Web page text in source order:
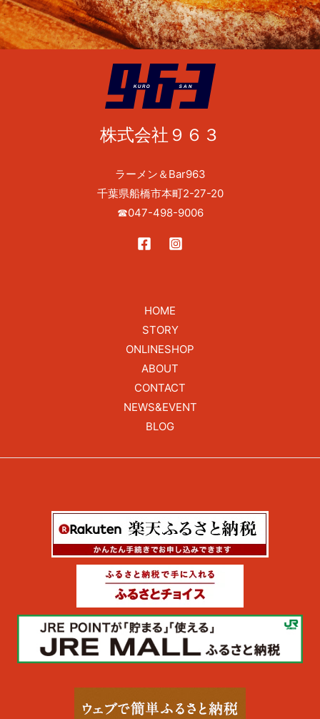
株式会社９６３
ラーメン＆Bar963
千葉県船橋市本町2-27-20
☎047-498-9006
HOME
STORY
ONLINESHOP
ABOUT
CONTACT
NEWS&EVENT
BLOG